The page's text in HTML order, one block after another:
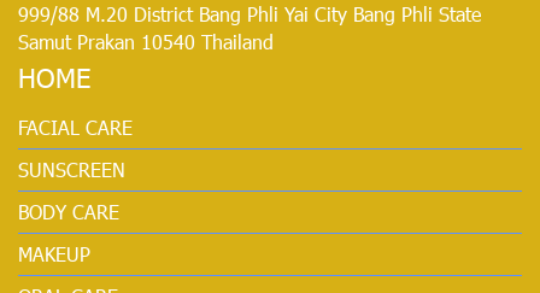
999/88 M.20 District Bang Phli Yai City Bang Phli State
Samut Prakan 10540 Thailand
HOME
FACIAL CARE
SUNSCREEN
BODY CARE
MAKEUP